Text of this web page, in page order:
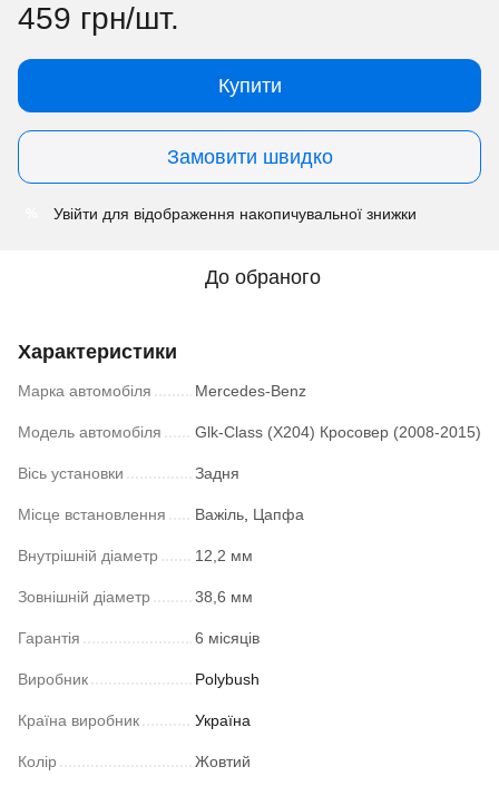
459 грн/шт.
Купити
Замовити швидко
Увійти для відображення накопичувальної знижки
До обраного
Характеристики
Марка автомобіля Mercedes-Benz
Модель автомобіля Glk-Class (X204) Кросовер (2008-2015)
Вісь установки Задня
Місце встановлення Важіль, Цапфа
Внутрішній діаметр 12,2 мм
Зовнішній діаметр 38,6 мм
Гарантія 6 місяців
Виробник Polybush
Країна виробник Україна
Колір Жовтий